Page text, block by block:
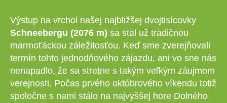
Výstup na vrchol našej najbližšej dvojtisícovky
Schneebergu (2076 m) sa stal už tradičnou
marmoťáckou záležitosťou. Keď sme zverejňovali
termín tohto jednodňového zájazdu, ani vo sne nás
nenapadlo, že sa stretne s takým veľkým záujmom
verejnosti. Počas prvého októbrového víkendu totiž
spoločne s nami stálo na najvyššej hore Dolného